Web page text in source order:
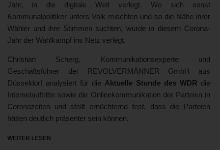
Jahr, in die digitale Welt verlegt. Wo sich sonst
Kommunalpolitiker unters Volk mischten und so die Nähe ihrer
Wähler und ihre Stimmen suchten, wurde in diesem Corona-
Jahr der Wahlkampf ins Netz verlegt.
Christian Scherg, Kommunikationsexperte und
Geschäftsführer der REVOLVERMÄNNER GmbH aus
Düsseldorf analysiert für die Aktuelle Stunde des WDR die
Internetauftritte sowie die Onlinekommunikation der Parteien in
Coronazeiten und stellt ernüchternd fest, dass die Parteien
hätten deutlich präsenter sein können.
WEITER LESEN